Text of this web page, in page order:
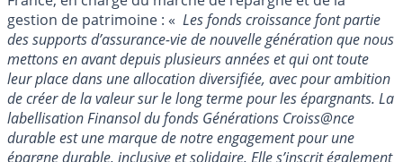
gestion de patrimoine : « Les fonds croissance font partie
des supports d’assurance-vie de nouvelle génération que nous
mettons en avant depuis plusieurs années et qui ont toute
leur place dans une allocation diversifiée, avec pour ambition
de créer de la valeur sur le long terme pour les épargnants. La
labellisation Finansol du fonds Générations Croiss@nce
durable est une marque de notre engagement pour une
épargne durable, inclusive et solidaire. Elle s’inscrit également